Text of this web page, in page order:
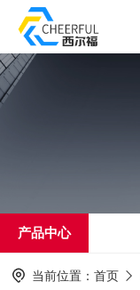
产品中心
当前位置： 首页